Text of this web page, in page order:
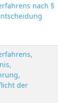
nach §
der